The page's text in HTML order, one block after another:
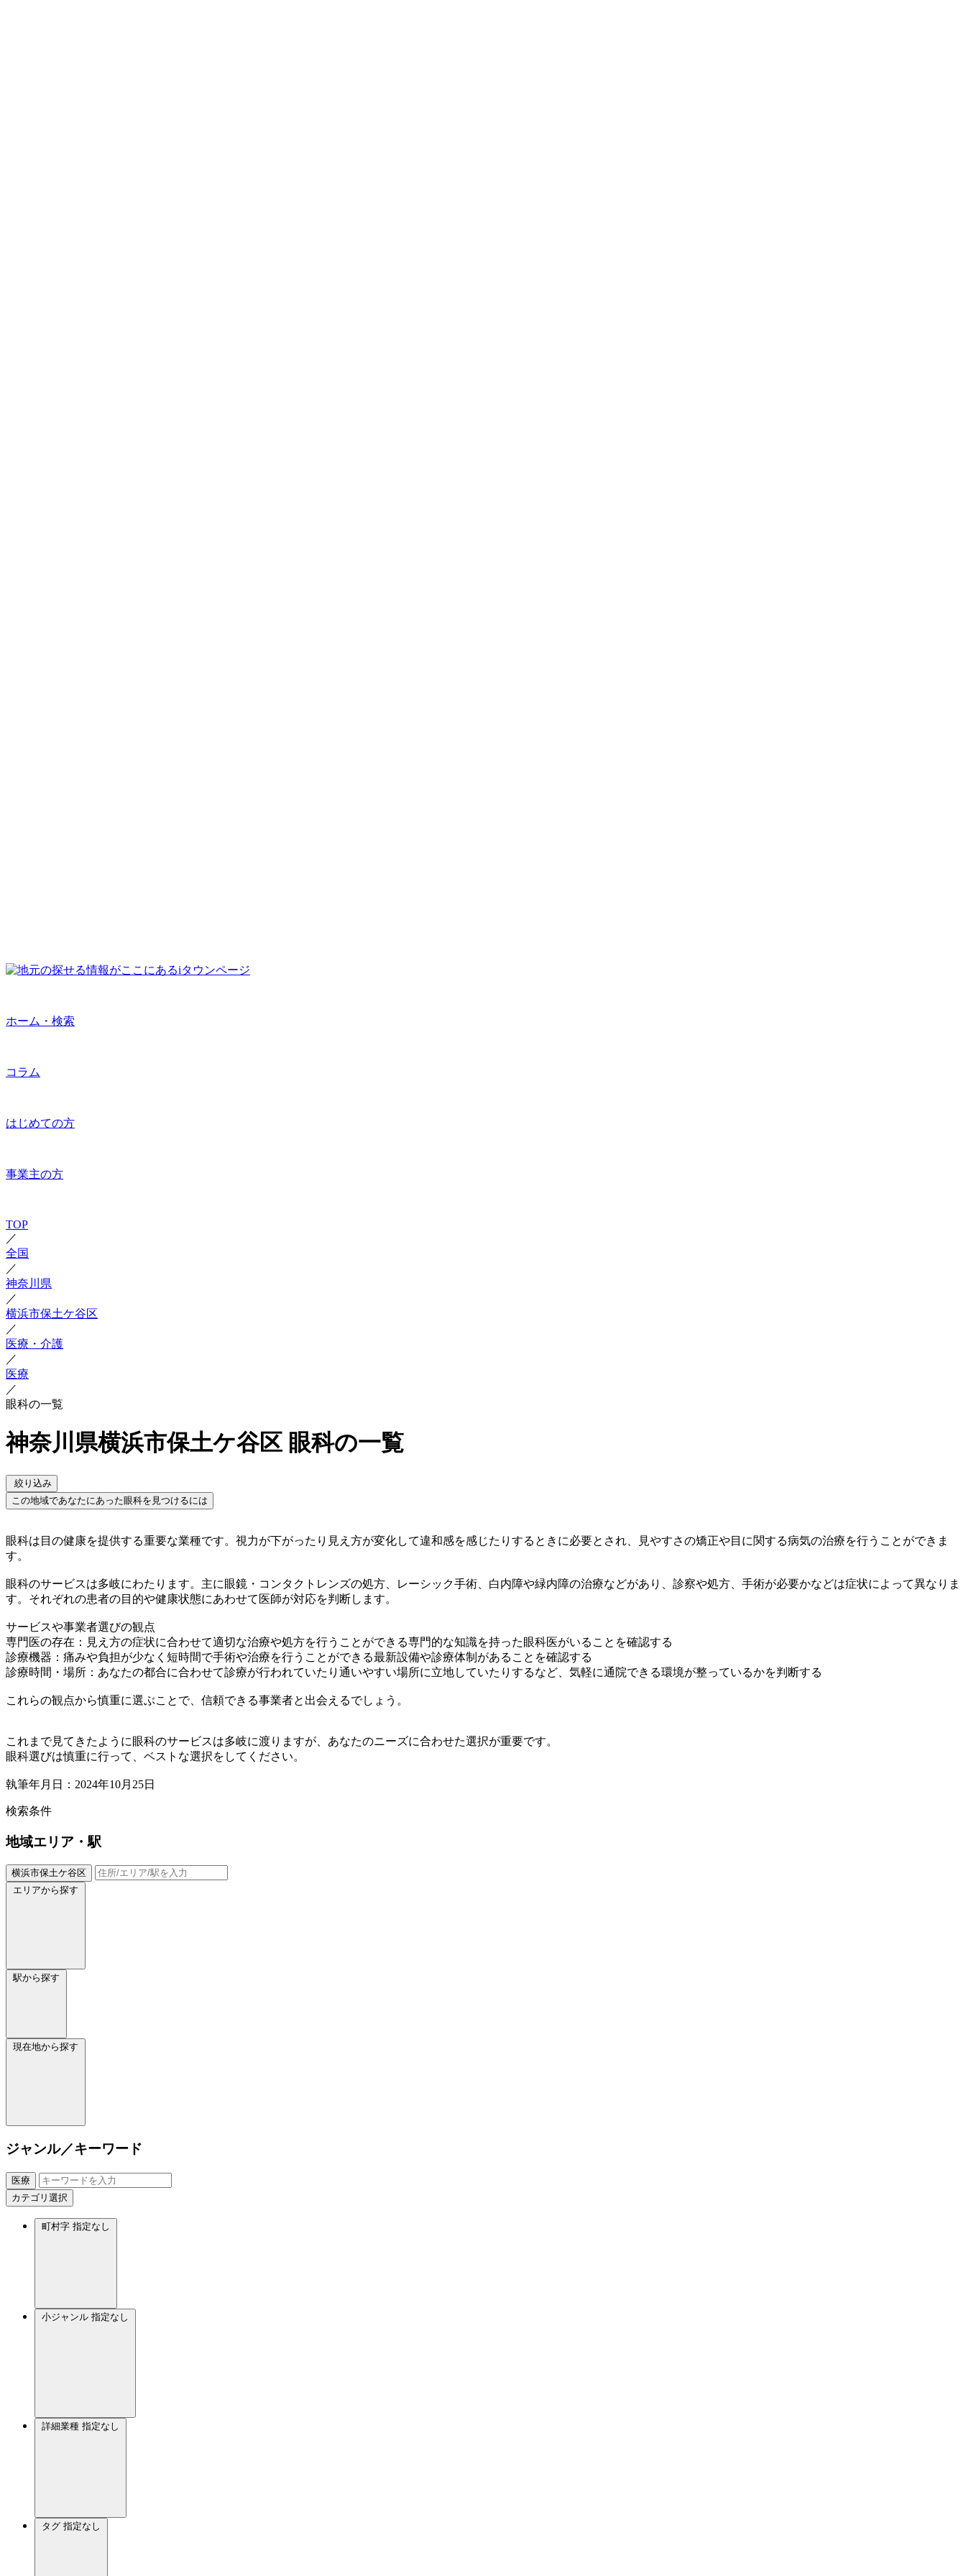
ホーム・検索
コラム
はじめての方
事業主の方
TOP
／
全国
／
神奈川県
／
横浜市保土ケ谷区
／
医療・介護
／
医療
／
眼科の一覧
神奈川県横浜市保土ケ谷区 眼科の一覧
絞り込み
この地域であなたにあった眼科を見つけるには
眼科は目の健康を提供する重要な業種です。視力が下がったり見え方が変化して違和感を感じたりするときに必要とされ、見やすさの矯正や目に関する病気の治療を行うことができま
す。
眼科のサービスは多岐にわたります。主に眼鏡・コンタクトレンズの処方、レーシック手術、白内障や緑内障の治療などがあり、診察や処方、手術が必要かなどは症状によって異なりま
す。それぞれの患者の目的や健康状態にあわせて医師が対応を判断します。
サービスや事業者選びの観点
専門医の存在：見え方の症状に合わせて適切な治療や処方を行うことができる専門的な知識を持った眼科医がいることを確認する
診療機器：痛みや負担が少なく短時間で手術や治療を行うことができる最新設備や診療体制があることを確認する
診療時間・場所：あなたの都合に合わせて診療が行われていたり通いやすい場所に立地していたりするなど、気軽に通院できる環境が整っているかを判断する
これらの観点から慎重に選ぶことで、信頼できる事業者と出会えるでしょう。
これまで見てきたように眼科のサービスは多岐に渡りますが、あなたのニーズに合わせた選択が重要です。
眼科選びは慎重に行って、ベストな選択をしてください。
執筆年月日：2024年10月25日
検索条件
地域エリア・駅
横浜市保土ケ谷区
エリアから探す
駅から探す
現在地から探す
ジャンル／キーワード
医療
カテゴリ選択
町村字 指定なし
小ジャンル 指定なし
詳細業種 指定なし
タグ 指定なし